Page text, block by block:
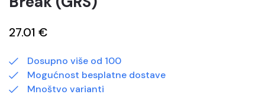
27.01 €
Dosupno više od 100
Mogućnost besplatne dostave
Mnoštvo varianti